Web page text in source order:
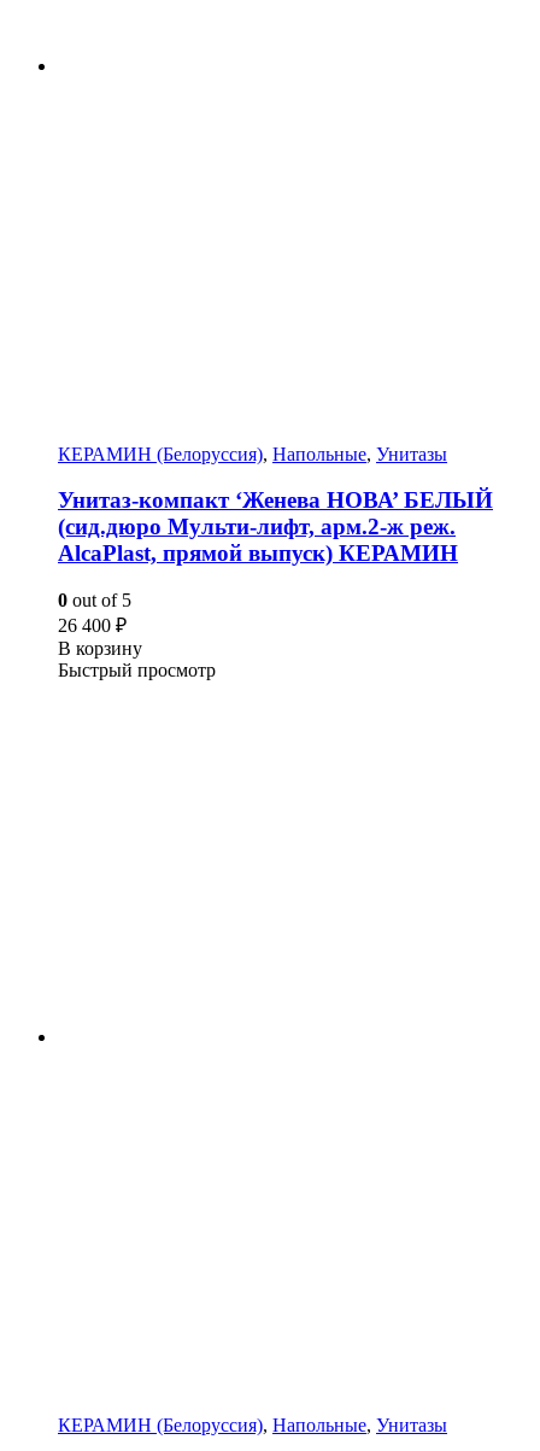
КЕРАМИН (Белоруссия), Напольные, Унитазы
Унитаз-компакт ‘Женева НОВА’ БЕЛЫЙ
(сид.дюро Мульти-лифт, арм.2-ж реж.
AlcaPlast, прямой выпуск) КЕРАМИН
0 out of 5
26 400 ₽
В корзину
Быстрый просмотр
КЕРАМИН (Белоруссия), Напольные, Унитазы